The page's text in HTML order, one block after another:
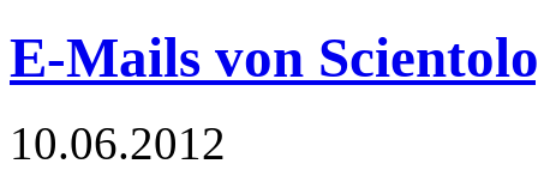
E-Mails von
10.06.2012